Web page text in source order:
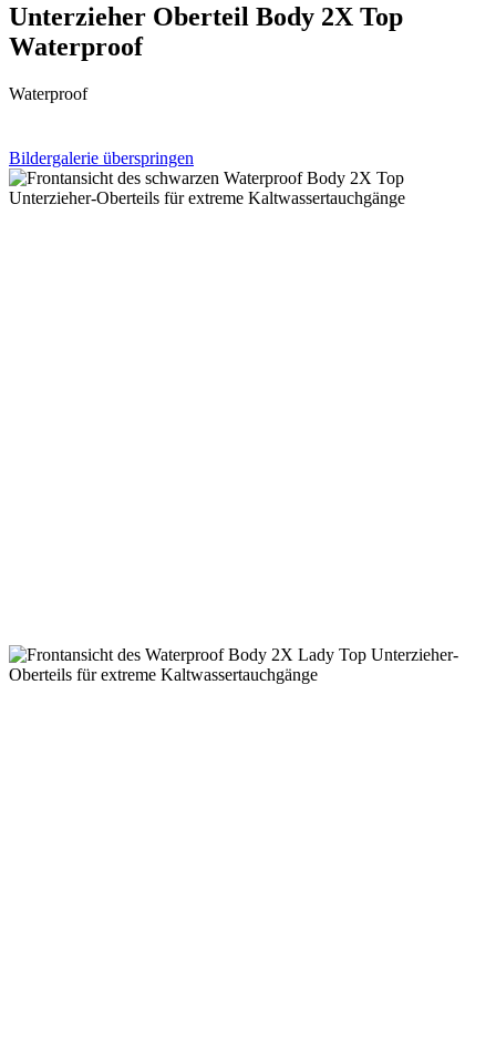
Unterzieher Oberteil Body 2X Top
Waterproof
Waterproof
Bildergalerie überspringen